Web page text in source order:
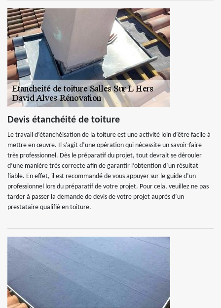
Devis étanchéité de toiture
Le travail d’étanchéisation de la toiture est une activité loin d’être facile à
mettre en œuvre. Il s’agit d’une opération qui nécessite un savoir-faire
très professionnel. Dès le préparatif du projet, tout devrait se dérouler
d’une manière très correcte afin de garantir l’obtention d’un résultat
fiable. En effet, il est recommandé de vous appuyer sur le guide d’un
professionnel lors du préparatif de votre projet. Pour cela, veuillez ne pas
tarder à passer la demande de devis de votre projet auprès d’un
prestataire qualifié en toiture.